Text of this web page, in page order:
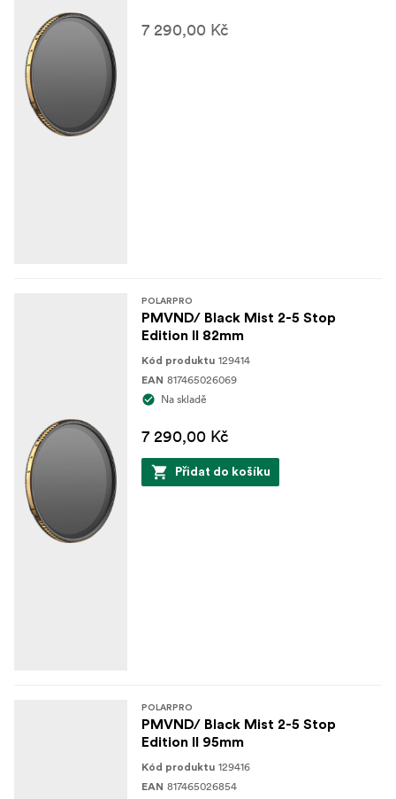
tento všestranný nástroj zvyšuje technickou přesnost i
umělecký výraz.
Co je v balení:
1x filtr
7 290,00 Kč
POLARPRO
PMVND/ Black Mist 2-5 Stop
Edition II 82mm
Kód produktu 129414
EAN 817465026069
Na skladě
7 290,00 Kč
Přidat do košíku
POLARPRO
PMVND/ Black Mist 2-5 Stop
Edition II 95mm
Kód produktu 129416
EAN 817465026854